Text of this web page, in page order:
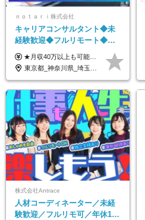
ｎｏｔａｒｉ株式会社
キャリアコンサルタント◆未
経験歓迎◆フルリモート◆フ
レックス制◆10時出勤・16時
退勤も可◆残業月10時間以内
★月収40万以上も可能！ ★能力・スキル・経験を考慮した年収額を設定します ■月給20万円～40万円＋決算賞与 ※経験・スキルを考慮のうえ決定します ※給与にはみなし残業代40時間分を含む。そのほか詳細に関しては別途面接時にご説明します ※試用期間3ヵ月あり。期間中の雇用形態・条件などに差異はありません
東京都_神奈川県_埼玉県_千葉県_大阪府_愛知県_北海道_青森県_岩手県_宮城県_秋田県_山形県_福島県_茨城県_栃木県_群馬県_新潟県_山梨県_長野県_富山県_石川県_福井県_静岡県_岐阜県_三重県_兵庫県_京都府_滋賀県_奈良県_和歌山県_広島県_岡山県_鳥取県_島根県_山口県_徳島県_香川県_愛媛県_高知県_福岡県_熊本県_佐賀県_長崎県_大分県_宮崎県_鹿児島県_沖縄県
株式会社Antrace
人材コーディネーター／未経
験歓迎／フルリモ可／年休127